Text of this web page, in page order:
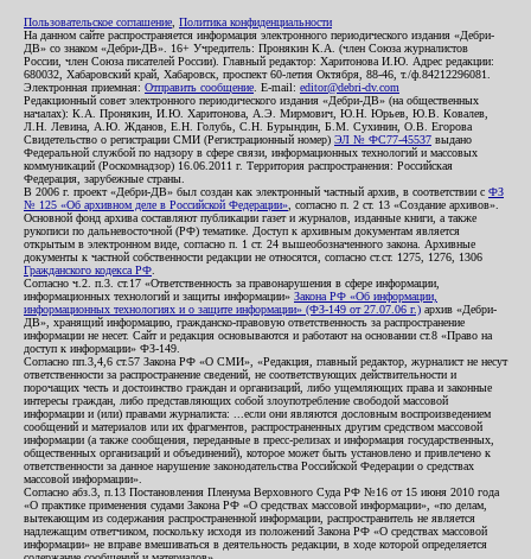
Пользовательское соглашение Политика конфиденциальности
На данном сайте распространяется информация электронного периодического издания «Дебри-
ДВ» со знаком «Дебри-ДВ». 16+ Учредитель: Пронякин К.А. (член Союза журналистов
России, член Союза писателей России). Главный редактор: Харитонова И.Ю. Адрес редакции:
680032, Хабаровский край, Хабаровск, проспект 60-летия Октября, 88-46, т./ф.84212296081.
Электронная приемная: Отправить сообщение . E-mail: editor@debri-dv.com
Редакционный совет электронного периодического издания «Дебри-ДВ» (на общественных
началах): К.А. Пронякин, И.Ю. Харитонова, А.Э. Мирмович, Ю.Н. Юрьев, Ю.В. Ковалев,
Л.Н. Левина, А.Ю. Жданов, Е.Н. Голубь, С.Н. Бурындин, Б.М. Сухинин, О.В. Егорова
Свидетельство о регистрации СМИ (Регистрационный номер) ЭЛ № ФС77-45537 выдано
Федеральной службой по надзору в сфере связи, информационных технологий и массовых
коммуникаций (Роскомнадзор) 16.06.2011 г. Территория распространения: Российская
Федерация, зарубежные страны.
В 2006 г. проект «Дебри-ДВ» был создан как электронный частный архив, в соответствии с ФЗ
№ 125 «Об архивном деле в Российской Федерации» , согласно п. 2 ст. 13 «Создание архивов».
Основной фонд архива составляют публикации газет и журналов, изданные книги, а также
рукописи по дальневосточной (РФ) тематике. Доступ к архивным документам является
открытым в электронном виде, согласно п. 1 ст. 24 вышеобозначенного закона. Архивные
документы к частной собственности редакции не относятся, согласно ст.ст. 1275, 1276, 1306
Гражданского кодекса РФ
Согласно ч.2. п.3. ст.17 «Ответственность за правонарушения в сфере информации,
информационных технологий и защиты информации» Закона РФ «Об информации,
информационных технологиях и о защите информации» (ФЗ-149 от 27.07.06 г.) архив «Дебри-
ДВ», хранящий информацию, гражданско-правовую ответственность за распространение
информации не несет. Сайт и редакция основываются и работают на основании ст.8 «Право на
доступ к информации» ФЗ-149.
Согласно пп.3,4,6 ст.57 Закона РФ «О СМИ», «Редакция, главный редактор, журналист не несут
ответственности за распространение сведений, не соответствующих действительности и
порочащих честь и достоинство граждан и организаций, либо ущемляющих права и законные
интересы граждан, либо представляющих собой злоупотребление свободой массовой
информации и (или) правами журналиста: ...если они являются дословным воспроизведением
сообщений и материалов или их фрагментов, распространенных другим средством массовой
информации (а также сообщения, переданные в пресс-релизах и информация государственных,
общественных организаций и объединений), которое может быть установлено и привлечено к
ответственности за данное нарушение законодательства Российской Федерации о средствах
массовой информации».
Согласно абз.3, п.13 Постановления Пленума Верховного Суда РФ №16 от 15 июня 2010 года
«О практике применения судами Закона РФ «О средствах массовой информации», «по делам,
вытекающим из содержания распространенной информации, распространитель не является
надлежащим ответчиком, поскольку исходя из положений Закона РФ «О средствах массовой
информации» не вправе вмешиваться в деятельность редакции, в ходе которой определяется